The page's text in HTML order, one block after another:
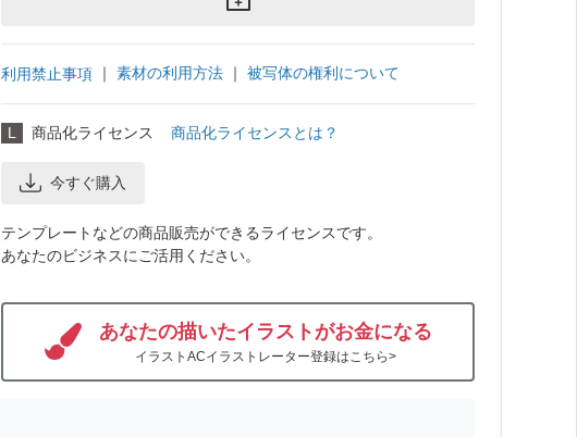
利用禁止事項 ｜ 素材の利用方法 ｜ 被写体の権利について
L 商品化ライセンス 商品化ライセンスとは？
今すぐ購入
テンプレートなどの商品販売ができるライセンスです。
あなたのビジネスにご活用ください。
あなたの描いたイラストがお金になる
イラストACイラストレーター登録はこちら>